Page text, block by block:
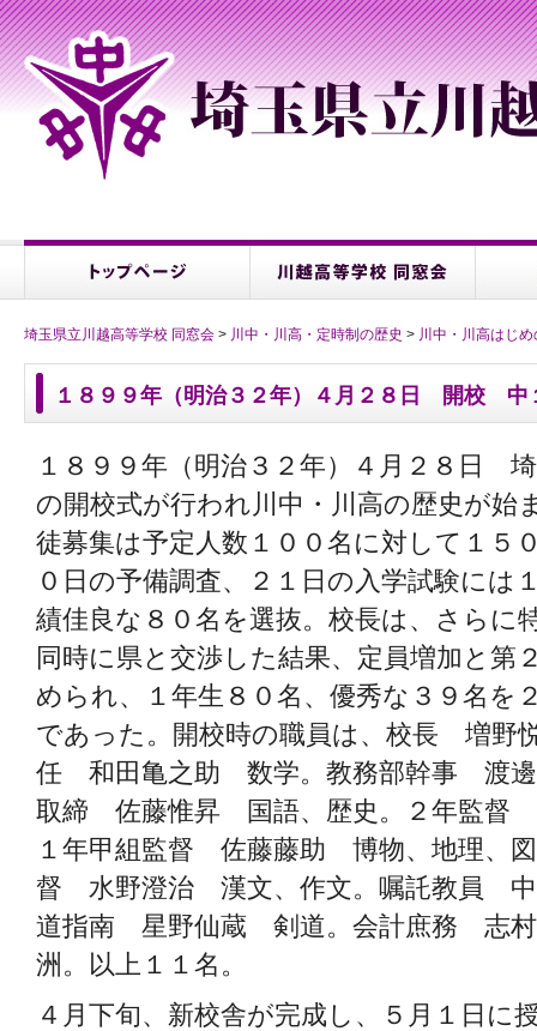
埼玉県立川越高等学校 同窓会 > 川中・川高・定時制の歴史 > 川中・川高はじ
１８９９年（明治３２年）４月２８日 開校 中
１８９９年（明治３２年）４月２８日
の開校式が行われ川中・川高の歴史が始
徒募集は予定人数１００名に対して１５
０日の予備調査、２１日の入学試験には
績佳良な８０名を選抜。校長は、さらに
同時に県と交渉した結果、定員増加と第
められ、１年生８０名、優秀な３９名を
であった。開校時の職員は、校長 増野
任 和田亀之助 数学。教務部幹事 渡
取締 佐藤惟昇 国語、歴史。２年監督
１年甲組監督 佐藤藤助 博物、地理、
督 水野澄治 漢文、作文。嘱託教員
道指南 星野仙蔵 剣道。会計庶務 志
洲。以上１１名。
４月下旬、新校舎が完成し、５月１日に